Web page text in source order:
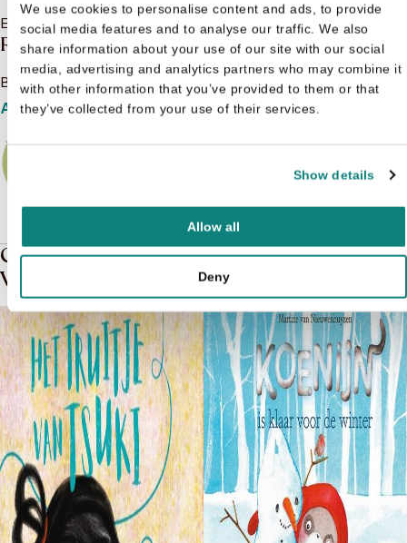
We use cookies to personalise content and ads, to provide
social media features and to analyse our traffic. We also
share information about your use of our site with our social
media, advertising and analytics partners who may combine it
with other information that you’ve provided to them or that
they’ve collected from your use of their services.
Show details
Allow all
Deny
Er is nog niks geschreven over Robin Hood
Robin Hood
Bekijk het boeken aanbod van Robin Hood
Aanbod
Gerelateerde boeken in de soort:
Voorleesboek